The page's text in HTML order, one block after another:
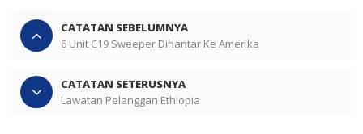
CATATAN SEBELUMNYA
6 Unit C19 Sweeper Dihantar Ke Amerika
CATATAN SETERUSNYA
Lawatan Pelanggan Ethiopia